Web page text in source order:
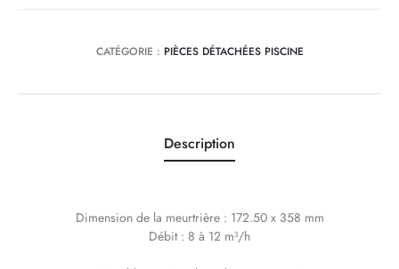
CATÉGORIE : PIÈCES DÉTACHÉES PISCINE
Description
Dimension de la meurtrière : 172.50 x 358 mm
Débit : 8 à 12 m³/h